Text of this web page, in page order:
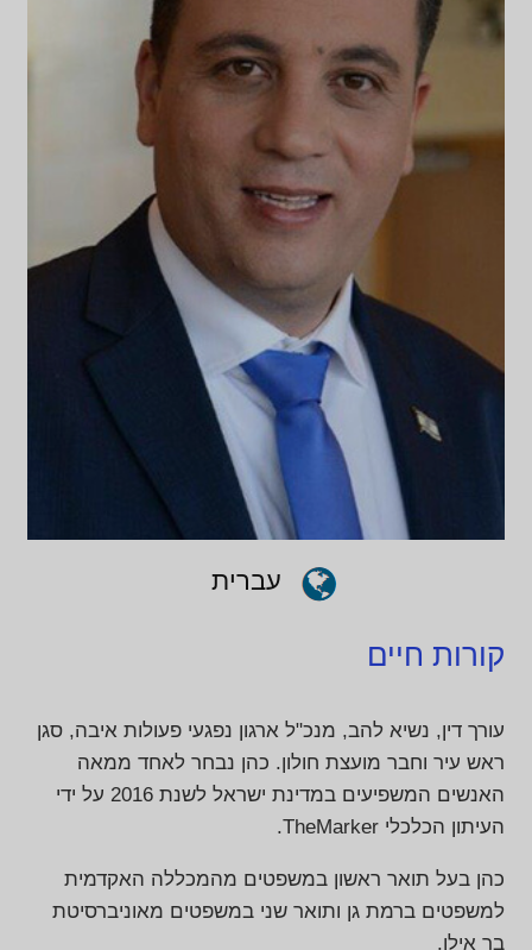
עברית
קורות חיים
עורך דין, נשיא להב, מנכ"ל ארגון נפגעי פעולות איבה, סגן
ראש עיר וחבר מועצת חולון. כהן נבחר לאחד ממאה
האנשים המשפיעים במדינת ישראל לשנת 2016 על ידי
העיתון הכלכלי TheMarker.
כהן בעל תואר ראשון במשפטים מהמכללה האקדמית
למשפטים ברמת גן ותואר שני במשפטים מאוניברסיטת
בר אילן.